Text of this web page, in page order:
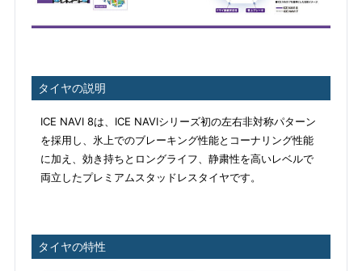
タイヤの説明
ICE NAVI 8は、ICE NAVIシリーズ初の左右非対称パターン
を採用し、氷上でのブレーキング性能とコーナリング性能
に加え、効き持ちとロングライフ、静粛性を高いレベルで
両立したプレミアムスタッドレスタイヤです。
タイヤの特性